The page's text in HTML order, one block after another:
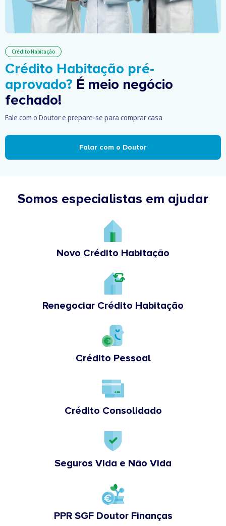
Crédito Habitação
Crédito Habitação pré-
aprovado? É meio negócio
fechado!
Fale com o Doutor e prepare-se para comprar casa
Falar com o Doutor
Somos especialistas em ajudar
Novo Crédito Habitação
Renegociar Crédito Habitação
Crédito Pessoal
Crédito Consolidado
Seguros Vida e Não Vida
PPR SGF Doutor Finanças